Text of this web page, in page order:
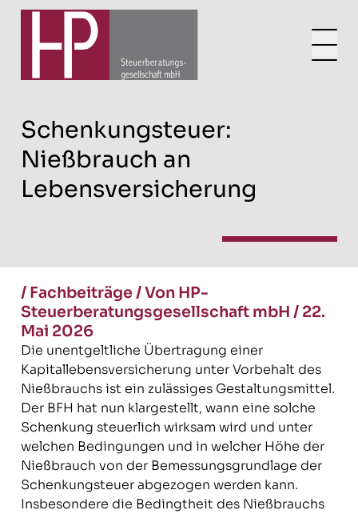
Schenkungsteuer:
Nießbrauch an
Lebensversicherung
/ Fachbeiträge/Von HP-
Steuerberatungsgesellschaft mbH / 22.
Mai 2026
Die unentgeltliche Übertragung einer
Kapitallebensversicherung unter Vorbehalt des
Nießbrauchs ist ein zulässiges Gestaltungsmittel.
Der BFH hat nun klargestellt, wann eine solche
Schenkung steuerlich wirksam wird und unter
welchen Bedingungen und in welcher Höhe der
Nießbrauch von der Bemessungsgrundlage der
Schenkungsteuer abgezogen werden kann.
Insbesondere die Bedingtheit des Nießbrauchs